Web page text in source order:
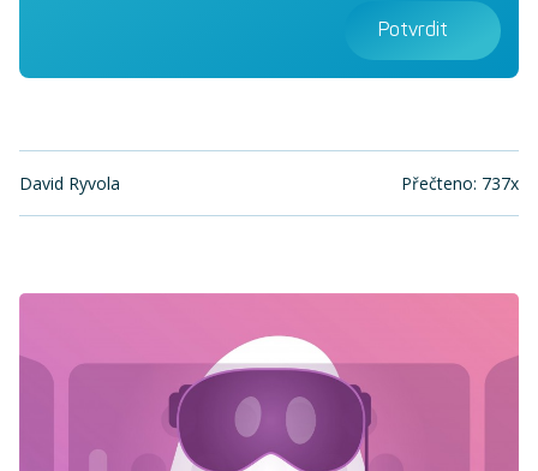
Potvrdit
David Ryvola Přečteno: 737x